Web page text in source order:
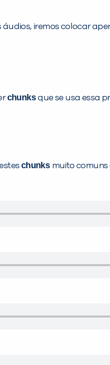
iremos colocar
chunksque se usa essa
chunks muito